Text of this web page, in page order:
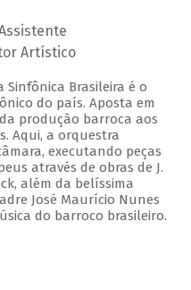
Artístico
Sinfônica Brasileira é o
do país. Aposta em
produção barroca aos
Aqui, a orquestra
executando peças
através de obras de J.
além da belíssima
José Maurício Nunes
do barroco brasileiro.